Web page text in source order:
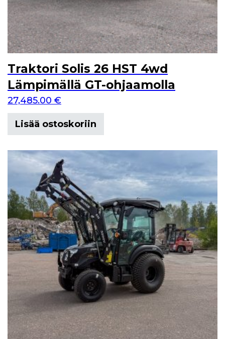
Traktori Solis 26 HST 4wd
Lämpimällä GT-ohjaamolla
27,485.00 €
Lisää ostoskoriin